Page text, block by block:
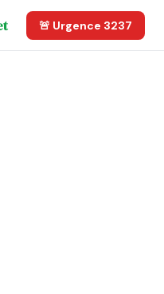
🚨 Urgence 3237